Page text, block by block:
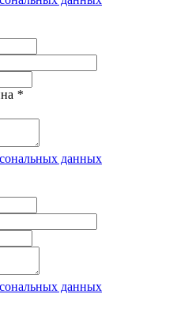
*
данных
данных